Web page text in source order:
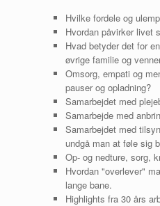
Hvilke fordele og
Hvordan påvirker
Hvad betyder det for
øvrige familie og
Omsorg, empati og
pauser og opladning?
Samarbejdet med
Samarbejde med
Samarbejdet med
undgå man at føle sig
Op- og nedture, sorg,
Hvordan "overlever"
lange bane.
Highlights fra 30 års